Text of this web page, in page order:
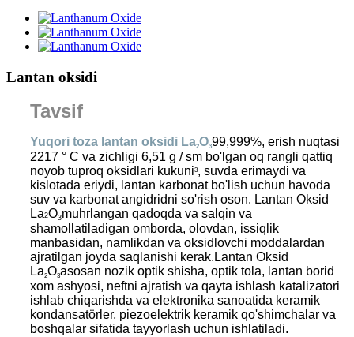
Lantan oksidi
Tavsif
Yuqori toza lantan oksidi La2O399,999%, erish nuqtasi
2217 ° C va zichligi 6,51 g / sm bo'lgan oq rangli qattiq
noyob tuproq oksidlari kukuni3, suvda erimaydi va
kislotada eriydi, lantan karbonat bo'lish uchun havoda
suv va karbonat angidridni so'rish oson. Lantan Oksid
La2O3muhrlangan qadoqda va salqin va
shamollatiladigan omborda, olovdan, issiqlik
manbasidan, namlikdan va oksidlovchi moddalardan
ajratilgan joyda saqlanishi kerak. Lantan Oksid
La2O3asosan nozik optik shisha, optik tola, lantan borid
xom ashyosi, neftni ajratish va qayta ishlash katalizatori
ishlab chiqarishda va elektronika sanoatida keramik
kondansatörler, piezoelektrik keramik qo'shimchalar va
boshqalar sifatida tayyorlash uchun ishlatiladi.